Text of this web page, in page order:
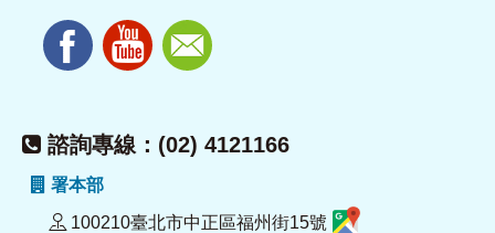
諮詢專線：(02) 4121166
署本部
100210臺北市中正區福州街15號